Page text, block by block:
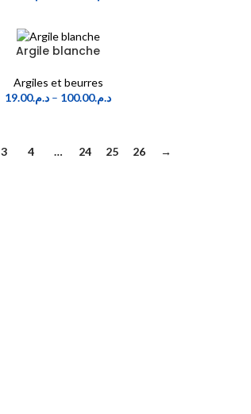
Argile blanche
Argiles et beurres
د.م.19.00 – د.م.100.00
3 4 … 24 25 26 →